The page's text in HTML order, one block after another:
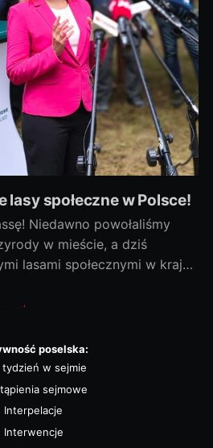
lasy społeczne w Polsce!
Niedawno powołaliśmy
w mieście, a dziś
lasami społecznymi w kraju!
ostatni, a efekty
— a to wszystko dla
read
poselska:
tydzień w sejmie
sejmowe
Interpelacje
Interwencje